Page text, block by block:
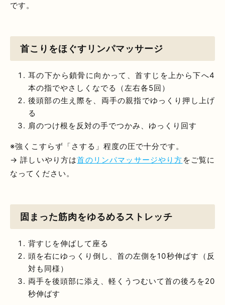
です。
首こりをほぐすリンパマッサージ
耳の下から鎖骨に向かって、首すじを上から下へ4
本の指でやさしくなでる（左右各5回）
後頭部の生え際を、両手の親指でゆっくり押し上げ
る
肩のつけ根を反対の手でつかみ、ゆっくり回す
※強くこすらず「さする」程度の圧で十分です。
→ 詳しいやり方は首のリンパマッサージやり方 をご覧に
なってください。
固まった筋肉をゆるめるストレッチ
背すじを伸ばして座る
頭を右にゆっくり倒し、首の左側を10秒伸ばす（反
対も同様）
両手を後頭部に添え、軽くうつむいて首の後ろを20
秒伸ばす